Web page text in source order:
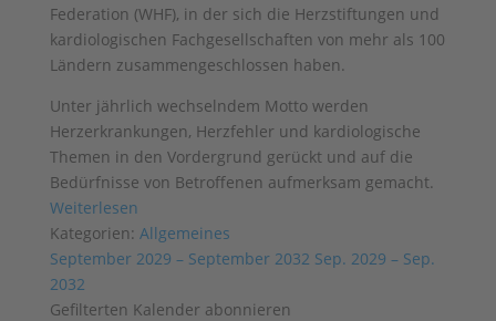
Federation (WHF), in der sich die Herzstiftungen und
kardiologischen Fachgesellschaften von mehr als 100
Ländern zusammengeschlossen haben.
Unter jährlich wechselndem Motto werden
Herzerkrankungen, Herzfehler und kardiologische
Themen in den Vordergrund gerückt und auf die
Bedürfnisse von Betroffenen aufmerksam gemacht.
Weiterlesen
Kategorien: Allgemeines
September 2029 – September 2032 Sep. 2029 – Sep.
2032
Gefilterten Kalender abonnieren